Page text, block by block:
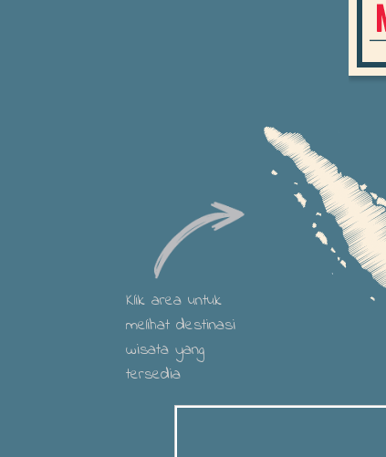
Klik area untuk
melihat destinasi
wisata yang
tersedia